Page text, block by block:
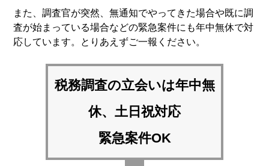
また、調査官が突然、無通知でやってきた場合や既に調
査が始まっている場合などの緊急案件にも年中無休で対
応しています。とりあえずご一報ください。
税務調査の立会いは年中無
休、土日祝対応
緊急案件OK